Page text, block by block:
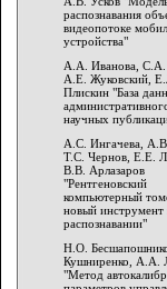
распознавания
видеопотоке
устройства"
А.А. Иванова, С.А.
А.Е. Жуковский,
Плискин "База
научных
А.С. Ингачева,
Т.С. Чернов, Е.Е.
В.В. Арлазаров
"Рентгеновский
компьютерный
новый инструмент
распознавании"
Н.О.
Кушниренко, А.А.
"Метод